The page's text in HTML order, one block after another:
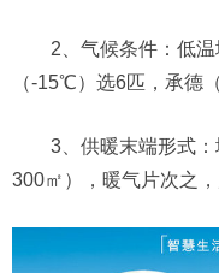
2、气候条件：低
（-15℃）选6匹，承德
3、供暖末端形式
300㎡），暖气片次之